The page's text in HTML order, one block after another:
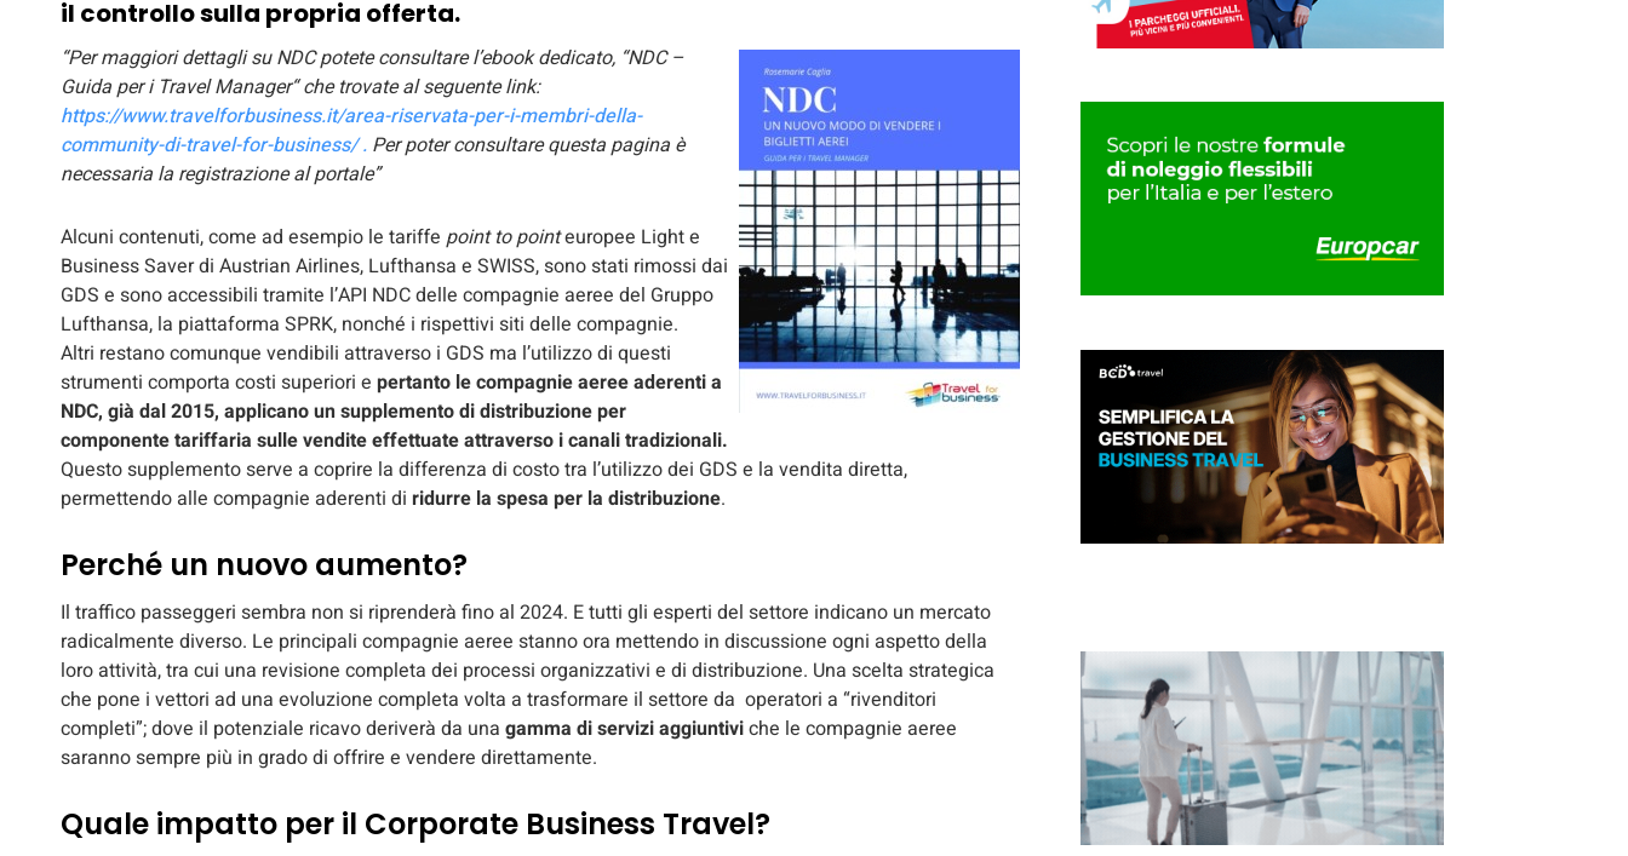
il controllo sulla propria offerta.
“Per maggiori dettagli su NDC potete consultare l’ebook dedicato, “NDC –
Guida per i Travel Manager“ che trovate al seguente link:
https://www.travelforbusiness.it/area-riservata-per-i-membri-della-
community-di-travel-for-business/ . Per poter consultare questa pagina è
necessaria la registrazione al portale”
Alcuni contenuti, come ad esempio le tariffe point to pointeuropee Light e
Business Saver di Austrian Airlines, Lufthansa e SWISS, sono stati rimossi dai
GDS e sono accessibili tramite l’API NDC delle compagnie aeree del Gruppo
Lufthansa, la piattaforma SPRK, nonché i rispettivi siti delle compagnie.
Altri restano comunque vendibili attraverso i GDS ma l’utilizzo di questi
strumenti comporta costi superiori e pertanto le compagnie aeree aderenti a
NDC, già dal 2015, applicano un supplemento di distribuzione per
componente tariffaria sulle vendite effettuate attraverso i canali tradizionali.
Questo supplemento serve a coprire la differenza di costo tra l’utilizzo dei GDS e la vendita diretta,
permettendo alle compagnie aderenti di ridurre la spesa per la distribuzione.
Perché un nuovo aumento?
Il traffico passeggeri sembra non si riprenderà fino al 2024. E tutti gli esperti del settore indicano un mercato
radicalmente diverso. Le principali compagnie aeree stanno ora mettendo in discussione ogni aspetto della
loro attività, tra cui una revisione completa dei processi organizzativi e di distribuzione. Una scelta strategica
che pone i vettori ad una evoluzione completa volta a trasformare il settore da operatori a “rivenditori
completi”; dove il potenziale ricavo deriverà da una gamma di servizi aggiuntiviche le compagnie aeree
saranno sempre più in grado di offrire e vendere direttamente.
Quale impatto per il Corporate Business Travel?